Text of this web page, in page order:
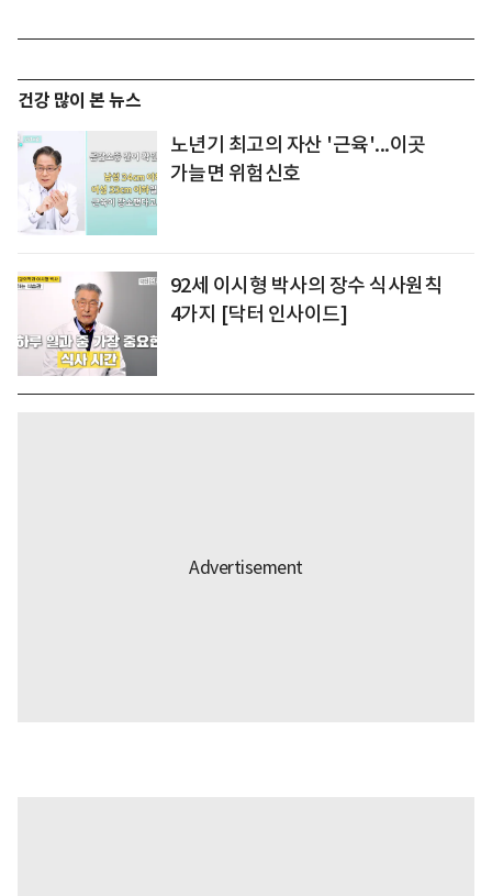
건강 많이 본 뉴스
노년기 최고의 자산 '근육'...이곳
가늘면 위험신호
92세 이시형 박사의 장수 식사원칙
4가지 [닥터 인사이드]